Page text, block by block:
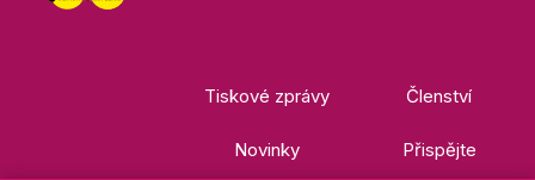
Tiskové zprávy
Novinky
Členství
Přispějte